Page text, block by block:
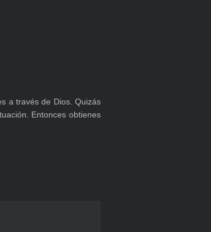
a través de Dios. Quizás
Entonces obtienes